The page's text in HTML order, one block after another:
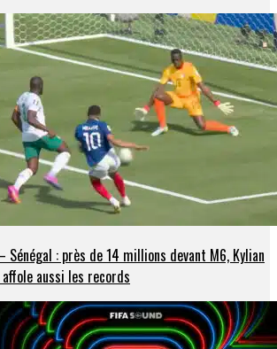
Sénégal : près de 14 millions devant M6, Kylian
affole aussi les records